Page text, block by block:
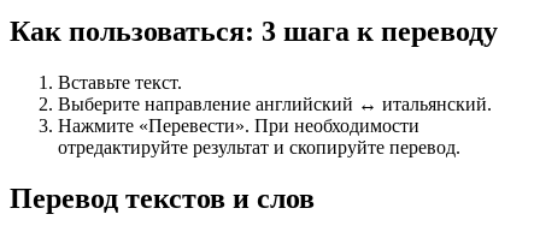
Как пользоваться: 3 шага к переводу
Вставьте текст.
Выберите направление английский ↔ итальянский.
Нажмите «Перевести». При необходимости
отредактируйте результат и скопируйте перевод.
Перевод текстов и слов